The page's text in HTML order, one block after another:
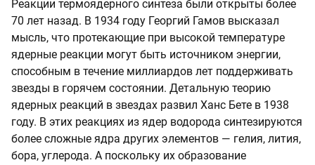
Реакции термоядерного синтеза были открыты более
70 лет назад. В 1934 году Георгий Гамов высказал
мысль, что протекающие при высокой температуре
ядерные реакции могут быть источником энергии,
способным в течение миллиардов лет поддерживать
звезды в горячем состоянии. Детальную теорию
ядерных реакций в звездах развил Ханс Бете в 1938
году. В этих реакциях из ядер водорода синтезируются
более сложные ядра других элементов — гелия, лития,
бора, углерода. А поскольку их образование